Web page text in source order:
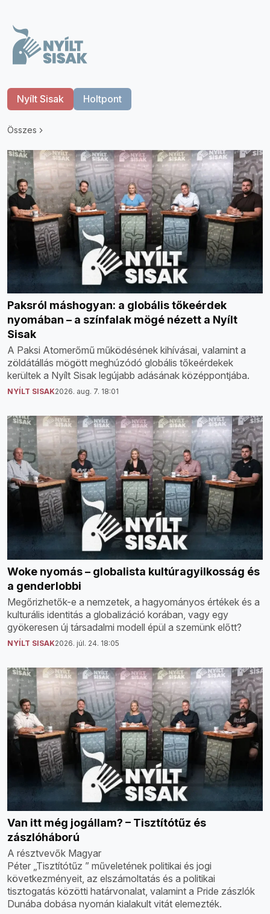
Nyílt Sisak Holtpont
Összes
Paksról máshogyan: a globális tőkeérdek
nyomában – a színfalak mögé nézett a Nyílt
Sisak
A Paksi Atomerőmű működésének kihívásai, valamint a
zöldátállás mögött meghúzódó globális tőkeérdekek
kerültek a Nyílt Sisak legújabb adásának középpontjába.
NYÍLT SISAK2026. aug. 7. 18:01
Woke nyomás – globalista kultúragyilkosság és
a genderlobbi
Megőrizhetők-e a nemzetek, a hagyományos értékek és a
kulturális identitás a globalizáció korában, vagy egy
gyökeresen új társadalmi modell épül a szemünk előtt?
NYÍLT SISAK2026. júl. 24. 18:05
Van itt még jogállam? – Tisztítótűz és
zászlóháború
A résztvevők Magyar
Péter „Tisztítótűz ” műveletének politikai és jogi
következményeit, az elszámoltatás és a politikai
tisztogatás közötti határvonalat, valamint a Pride zászlók
Dunába dobása nyomán kialakult vitát elemezték.